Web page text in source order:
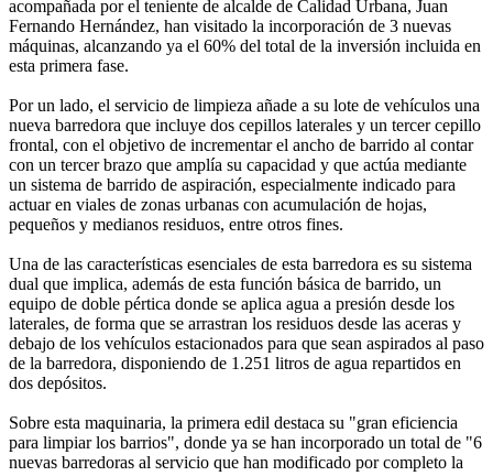
acompañada por el teniente de alcalde de Calidad Urbana, Juan
Fernando Hernández, han visitado la incorporación de 3 nuevas
máquinas, alcanzando ya el 60% del total de la inversión incluida en
esta primera fase.
Por un lado, el servicio de limpieza añade a su lote de vehículos una
nueva barredora que incluye dos cepillos laterales y un tercer cepillo
frontal, con el objetivo de incrementar el ancho de barrido al contar
con un tercer brazo que amplía su capacidad y que actúa mediante
un sistema de barrido de aspiración, especialmente indicado para
actuar en viales de zonas urbanas con acumulación de hojas,
pequeños y medianos residuos, entre otros fines.
Una de las características esenciales de esta barredora es su sistema
dual que implica, además de esta función básica de barrido, un
equipo de doble pértica donde se aplica agua a presión desde los
laterales, de forma que se arrastran los residuos desde las aceras y
debajo de los vehículos estacionados para que sean aspirados al paso
de la barredora, disponiendo de 1.251 litros de agua repartidos en
dos depósitos.
Sobre esta maquinaria, la primera edil destaca su "gran eficiencia
para limpiar los barrios", donde ya se han incorporado un total de "6
nuevas barredoras al servicio que han modificado por completo la